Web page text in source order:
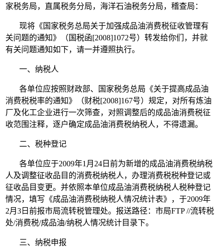
家税务局，直属税务分局，海洋石油税务分局，稽查局：
现将《国家税务总局关于加强成品油消费税征收管理有
关问题的通知》（国税函[2008]1072号）转发给你们，并就
有关问题通知如下，请一并遵照执行。
一、纳税人
各单位应按照财政部、国家税务总局《关于提高成品油
消费税税率的通知》（财税[2008]167号）规定，对所有炼油
厂及化工企业进行一次筛查，对照调整后的成品油消费税征
收范围注释，逐户确定成品油消费税纳税人，不得遗漏。
二、税种登记
各单位应于2009年1月24日前为新增的成品油消费税纳税
人及调整征收品目的消费税纳税人，办理消费税税种登记或
征收品目变更。并依照本单位成品油消费税纳税人税种登记
情况，填写《成品油消费税纳税人情况统计表》，于2009年
2月3日前报市局流转税管理处。报送路径：市局FTP //流转税
处/消费税/成品油/纳税人情况统计目录下。
三、纳税申报